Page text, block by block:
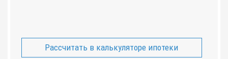
Рассчитать в калькуляторе ипотеки